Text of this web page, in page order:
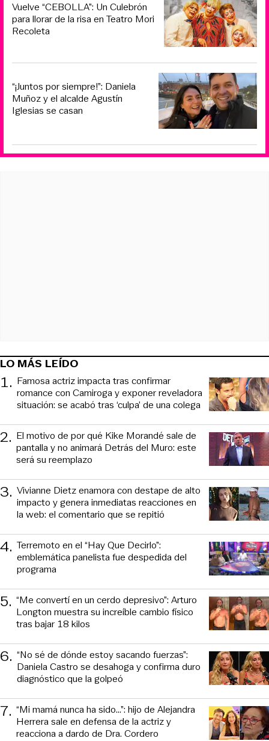
Vuelve “CEBOLLA”: Un Culebrón
para llorar de la risa en Teatro Mori
Recoleta
“¡Juntos por siempre!”: Daniela
Muñoz y el alcalde Agustín
Iglesias se casan
LO MÁS LEÍDO
1. Famosa actriz impacta tras confirmar
romance con Camiroga y exponer reveladora
situación: se acabó tras ‘culpa’ de una colega
2. El motivo de por qué Kike Morandé sale de
pantalla y no animará Detrás del Muro: este
será su reemplazo
3. Vivianne Dietz enamora con destape de alto
impacto y genera inmediatas reacciones en
la web: el comentario que se repitió
4. Terremoto en el “Hay Que Decirlo”:
emblemática panelista fue despedida del
programa
5. “Me convertí en un cerdo depresivo”: Arturo
Longton muestra su increíble cambio físico
tras bajar 18 kilos
6. “No sé de dónde estoy sacando fuerzas”:
Daniela Castro se desahoga y confirma duro
diagnóstico que la golpeó
7. “Mi mamá nunca ha sido...”: hijo de Alejandra
Herrera sale en defensa de la actriz y
reacciona a dardo de Dra. Cordero